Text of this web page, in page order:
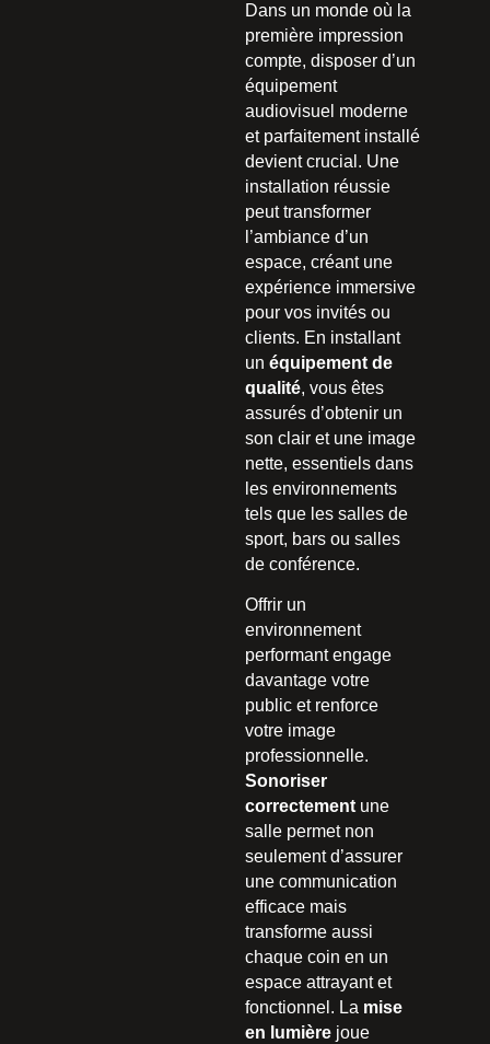
Dans un monde où la
première impression
compte, disposer d’un
équipement
audiovisuel moderne
et parfaitement installé
devient crucial. Une
installation réussie
peut transformer
l’ambiance d’un
espace, créant une
expérience immersive
pour vos invités ou
clients. En installant
un équipement de
qualité, vous êtes
assurés d’obtenir un
son clair et une image
nette, essentiels dans
les environnements
tels que les salles de
sport, bars ou salles
de conférence.
Offrir un
environnement
performant engage
davantage votre
public et renforce
votre image
professionnelle.
Sonoriser
correctement une
salle permet non
seulement d’assurer
une communication
efficace mais
transforme aussi
chaque coin en un
espace attrayant et
fonctionnel. La mise
en lumière joue